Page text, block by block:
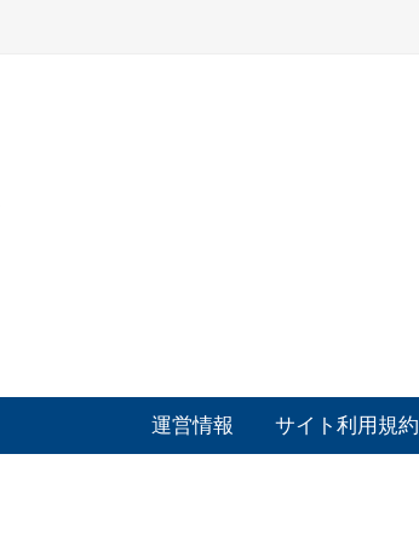
運営情報 サイト利用規約